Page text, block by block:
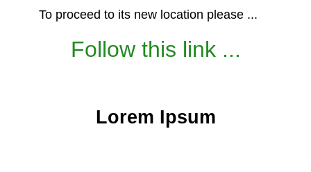
To proceed to its new location please ...
Follow this link ...
Lorem Ipsum